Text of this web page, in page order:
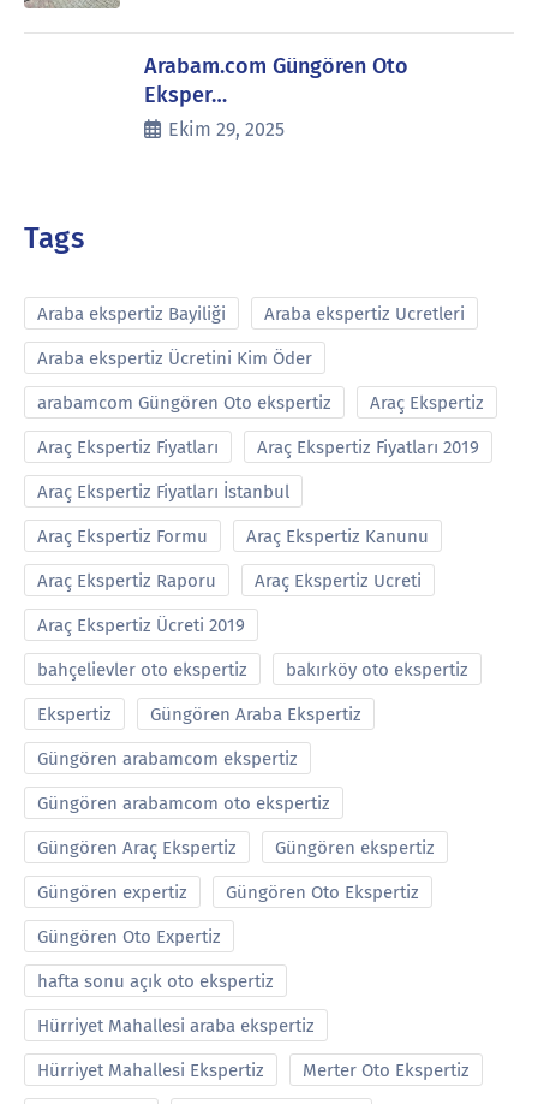
Arabam.com Güngören Oto
Eksper…
Ekim 29, 2025
Tags
Araba ekspertiz Bayiliği Araba ekspertiz Ucretleri
Araba ekspertiz Ücretini Kim Öder
arabamcom Güngören Oto ekspertiz Araç Ekspertiz
Araç Ekspertiz Fiyatları Araç Ekspertiz Fiyatları 2019
Araç Ekspertiz Fiyatları İstanbul
Araç Ekspertiz Formu Araç Ekspertiz Kanunu
Araç Ekspertiz Raporu Araç Ekspertiz Ucreti
Araç Ekspertiz Ücreti 2019
bahçelievler oto ekspertiz bakırköy oto ekspertiz
Ekspertiz Güngören Araba Ekspertiz
Güngören arabamcom ekspertiz
Güngören arabamcom oto ekspertiz
Güngören Araç Ekspertiz Güngören ekspertiz
Güngören expertiz Güngören Oto Ekspertiz
Güngören Oto Expertiz
hafta sonu açık oto ekspertiz
Hürriyet Mahallesi araba ekspertiz
Hürriyet Mahallesi Ekspertiz Merter Oto Ekspertiz